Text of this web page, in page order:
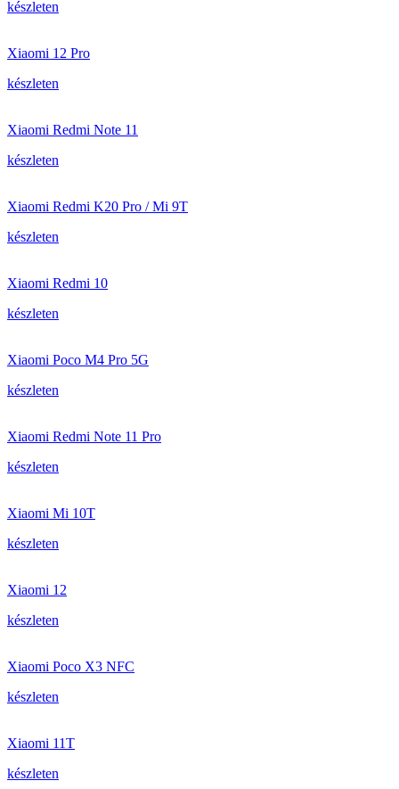
készleten
Xiaomi 12 Pro
készleten
Xiaomi Redmi Note 11
készleten
Xiaomi Redmi K20 Pro / Mi 9T
készleten
Xiaomi Redmi 10
készleten
Xiaomi Poco M4 Pro 5G
készleten
Xiaomi Redmi Note 11 Pro
készleten
Xiaomi Mi 10T
készleten
Xiaomi 12
készleten
Xiaomi Poco X3 NFC
készleten
Xiaomi 11T
készleten